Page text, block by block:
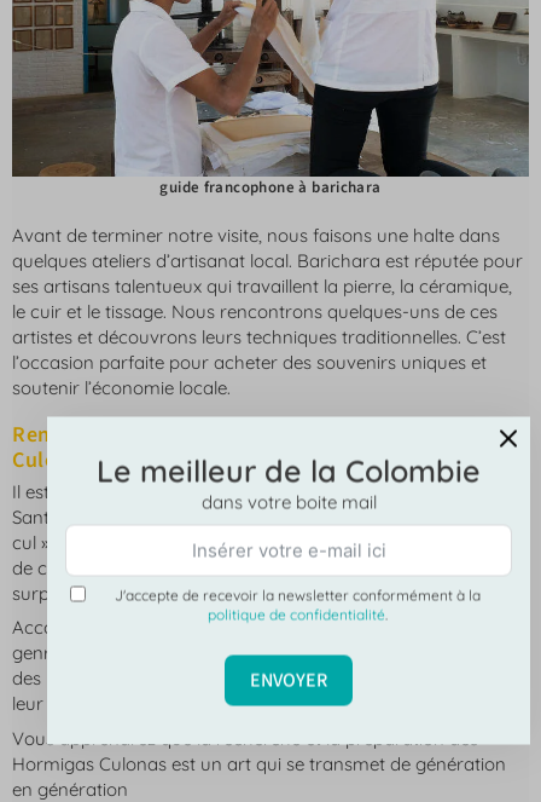
guide francophone à barichara
Avant de terminer notre visite, nous faisons une halte dans
quelques ateliers d’artisanat local. Barichara est réputée pour
ses artisans talentueux qui travaillent la pierre, la céramique,
le cuir et le tissage. Nous rencontrons quelques-uns de ces
artistes et découvrons leurs techniques traditionnelles. C’est
l’occasion parfaite pour acheter des souvenirs uniques et
soutenir l’économie locale.
Rencontre sur la fabrication des « Hormigas
Culonas » à Barichara (2h)
Il est temps pour vous de découvrir l’un des emblèmes du
Santander : les « Hormigas Culonas » ou « Fourmis à gros
cul ». En route pour une rencontre inédite avec des fabricants
de cette spécialité locale étonnante. Préparez-vous à être
surpris et à éveiller vos papilles !
Accompagnés d’un guide francophone à Barichara, c’est le
genre de rencontre qu’on n’oublie pas ! Vous entrerez chez
des habitants qui vous inviteront à découvrir les secrets de
leur savoir-faire.
Vous apprendrez que la recherche et la préparation des
Hormigas Culonas est un art qui se transmet de génération
en génération
Le meilleur de la Colombie
dans votre boite mail
J'accepte de recevoir la newsletter conformément à la
politique de confidentialité.
ENVOYER